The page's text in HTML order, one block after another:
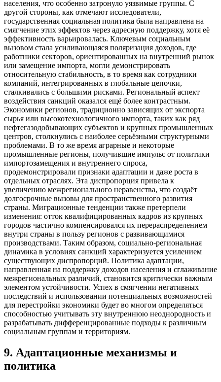
населения, что особенно затронуло уязвимые группы. С
другой стороны, как отмечают исследователи,
государственная социальная политика была направлена на
смягчение этих эффектов через адресную поддержку, хотя её
эффективность варьировалась. Ключевым социальным
вызовом стала усиливающаяся поляризация доходов, где
работники секторов, ориентированных на внутренний рынок
или замещение импорта, могли демонстрировать
относительную стабильность, в то время как сотрудники
компаний, интегрированных в глобальные цепочки,
сталкивались с большими рисками. Региональный аспект
воздействия санкций оказался ещё более контрастным.
Экономики регионов, традиционно зависящих от экспорта
сырья или высокотехнологичного импорта, таких как ряд
нефтегазодобывающих субъектов и крупных промышленных
центров, столкнулись с наиболее серьёзными структурными
проблемами. В то же время аграрные и некоторые
промышленные регионы, получившие импульс от политики
импортозамещения и внутреннего спроса,
продемонстрировали признаки адаптации и даже роста в
отдельных отраслях. Эта диспропорция привела к
увеличению межрегионального неравенства, что создаёт
долгосрочные вызовы для пространственного развития
страны. Миграционные тенденции также претерпели
изменения: отток квалифицированных кадров из крупных
городов частично компенсировался их перераспределением
внутри страны в пользу регионов с развивающимися
производствами. Таким образом, социально-региональная
динамика в условиях санкций характеризуется усилением
существующих диспропорций. Политика адаптации,
направленная на поддержку доходов населения и сглаживание
межрегиональных различий, становится критически важным
элементом устойчивости. Успех в смягчении негативных
последствий и использовании потенциальных возможностей
для перестройки экономики будет во многом определяться
способностью учитывать эту внутреннюю неоднородность и
разрабатывать дифференцированные подходы к различным
социальным группам и территориям.
9. Адаптационные механизмы и
политика